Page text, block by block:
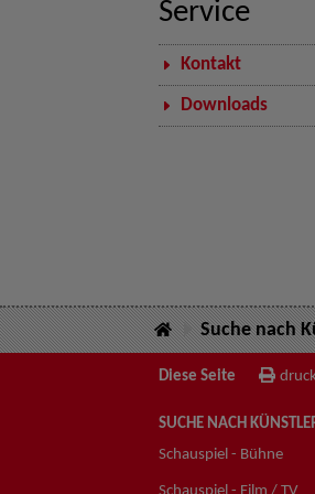
Service
Kontakt
Downloads
Suche nach
Diese Seite
SUCHE NACH
Schauspiel - Bühne